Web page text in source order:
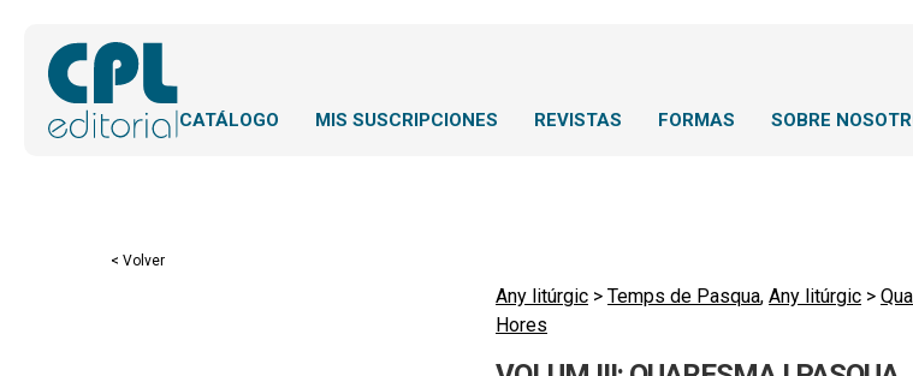
CATÁLOGO MIS SUSCRIPCIONES REVISTAS FORMAS SOBRE
< Volver
Any litúrgic > Temps de Pasqua, Any litúrgic >
Hores